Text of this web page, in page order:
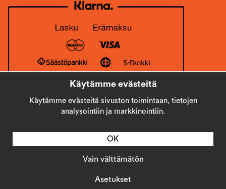
Käytämme evästeitä
Käytämme evästeitä sivuston toimintaan, tietojen
analysointiin ja markkinointiin.
Asetukset
Vain välttämätön
OK